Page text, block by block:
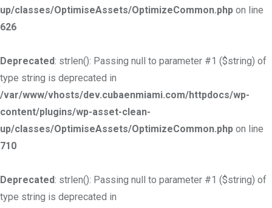
up/classes/OptimiseAssets/OptimizeCommon.php on line
626
Deprecated: strlen(): Passing null to parameter #1 ($string) of
type string is deprecated in
/var/www/vhosts/dev.cubaenmiami.com/httpdocs/wp-
content/plugins/wp-asset-clean-
up/classes/OptimiseAssets/OptimizeCommon.php on line
710
Deprecated: strlen(): Passing null to parameter #1 ($string) of
type string is deprecated in